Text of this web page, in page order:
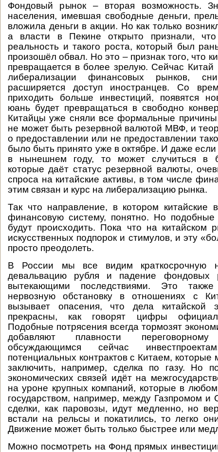
Фондовый рынок – вторая возможность.
населения, имевшая свободные деньги,
вложила деньги в акции. Но как только
а власти в Пекине открыто признали, что
реальность и такого роста, который был
произошёл обвал. Но это – признак того, что
превращается в более зрелую. Сейчас Китай
либерализации финансовых рынков,
расширяется доступ иностранцев. Со
приходить больше инвестиций, появятся
юань будет превращаться в свободно
Китайцы уже сняли все формальные
не может быть резервной валютой МВФ, и
о предоставлении или не предоставлении
было быть принято уже в октябре. И даже если
в нынешнем году, то может случиться в
которые даёт статус резервной валюты,
спроса на китайские активы, в том числе
этим связан и курс на либерализацию рынка.
Так что направление, в котором китайские
финансовую систему, понятно. Но подобные
будут происходить. Пока что на китайском
искусственных подпорок и стимулов, и эту
просто преодолеть.
В России мы все видим краткосрочную
девальвацию рубля и падение фондовых
вытекающими последствиями. Это
нервозную обстановку в отношениях с
вызывает опасения, что дела китайской
прекрасны, как говорят цифры
Подобные потрясения всегда тормозят
добавляют плавности
обсуждающимся сейчас
потенциальных контрактов с Китаем,
заключить, например, сделка по газу. Но
экономических связей идёт на
на уроне крупных компаний, которые в
государством, например, между Газпромом и
сделки, как паровозы, идут медленно, но
встали на рельсы и покатились, то легко
Движение может быть только быстрее или
Можно посмотреть на Фонд прямых